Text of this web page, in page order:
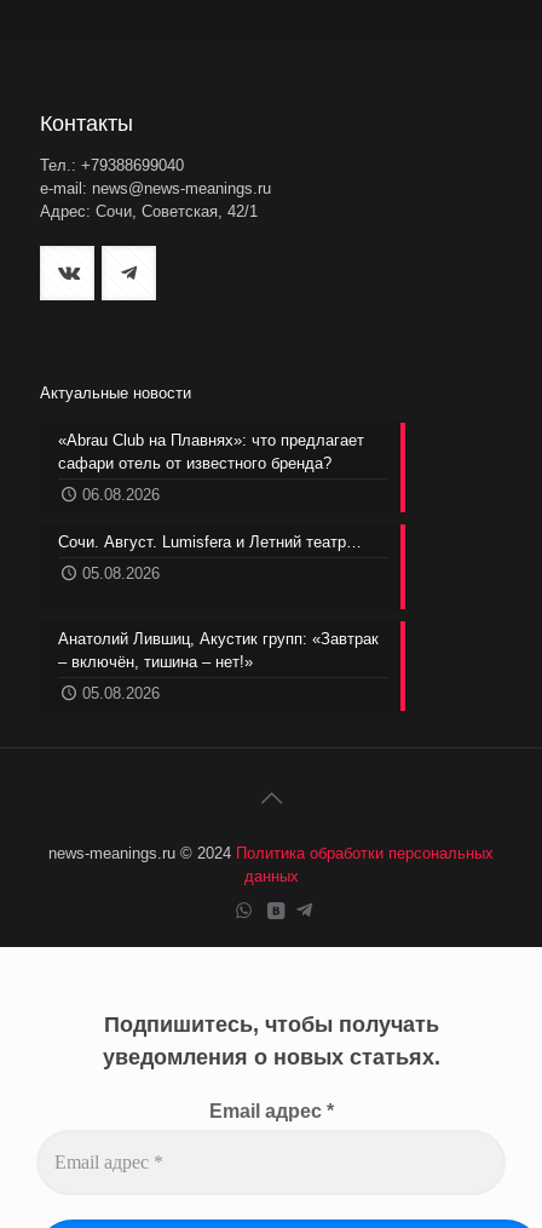
Контакты
Тел.: +79388699040
e-mail: news@news-meanings.ru
Адрес: Сочи, Советская, 42/1
Актуальные новости
«Abrau Club на Плавнях»: что предлагает
сафари отель от известного бренда?
06.08.2026
Сочи. Август. Lumisfera и Летний театр…
05.08.2026
Анатолий Лившиц, Акустик групп: «Завтрак
– включён, тишина – нет!»
05.08.2026
news-meanings.ru © 2024 Политика обработки персональных
данных
Подпишитесь, чтобы получать
уведомления о новых статьях.
Email адрес *